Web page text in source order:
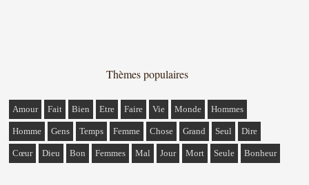
Thèmes populaires
Amour Fait Bien Etre Faire Vie Monde Hommes
Homme Gens Temps Femme Chose Grand Seul Dire
Cœur Dieu Bon Femmes Mal Jour Mort Seule Bonheur